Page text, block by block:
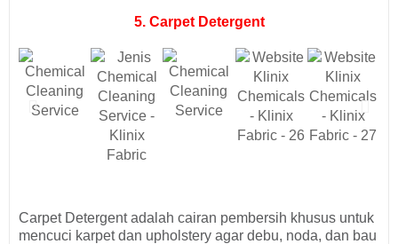
5. Carpet Detergent
Carpet Detergent adalah cairan pembersih khusus untuk
mencuci karpet dan upholstery agar debu, noda, dan bau